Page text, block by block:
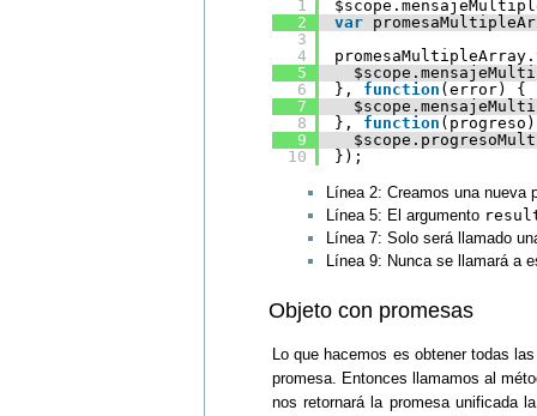
1
2
3
4
5
6
7
8
9
10
var
}, function (error) {
}, function
});
Línea 2: Creamos una
Línea 5: El argumento
Línea 7: Solo será llamado
Línea 9: Nunca se llamará a
Objeto con promesas
Lo que hacemos es obtener todas
promesa. Entonces llamamos al
nos retornará la promesa unificada